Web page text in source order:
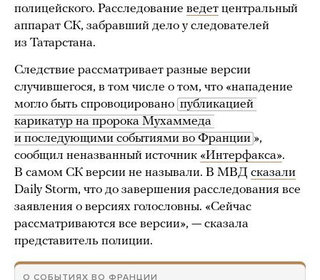
полицейского. Расследование ведет центральный
аппарат СК, забравший дело у следователей
из Татарстана.
Следствие рассматривает разные версии
случившегося, в том числе о том, что «нападение
могло быть спровоцировано публикацией
карикатур на пророка Мухаммеда
и последующими событиями во Франции »,
сообщил неназванный источник «Интерфакса».
В самом СК версии не называли. В МВД сказали
Daily Storm, что до завершения расследования все
заявления о версиях голословны. «Сейчас
рассматриваются все версии», — сказала
представитель полиции.
О СОБЫТИЯХ ВО ФРАНЦИИ